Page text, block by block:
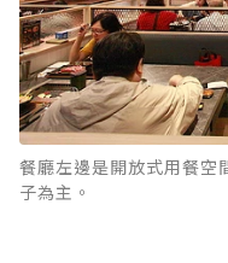
餐廳左邊是開放式用餐空
子為主。